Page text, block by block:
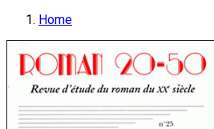
Home